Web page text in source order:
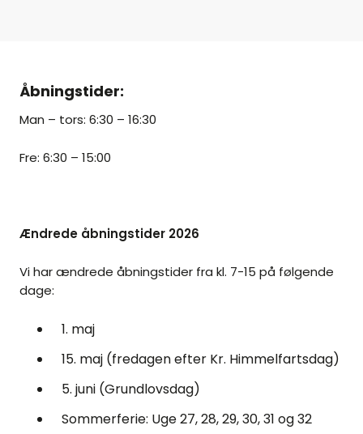
Åbningstider:
Man – tors: 6:30 – 16:30
Fre: 6:30 – 15:00
Ændrede åbningstider 2026
Vi har ændrede åbningstider fra kl. 7-15 på følgende
dage:
1. maj
15. maj (fredagen efter Kr. Himmelfartsdag)
5. juni (Grundlovsdag)
Sommerferie: Uge 27, 28, 29, 30, 31 og 32